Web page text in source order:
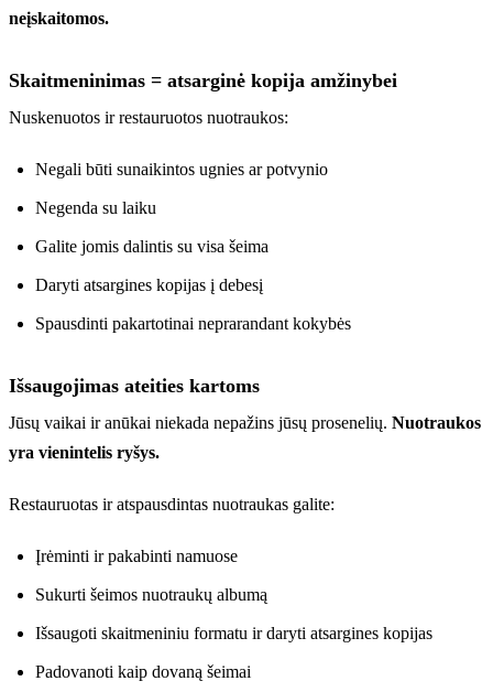
neįskaitomos.
Skaitmeninimas = atsarginė kopija amžinybei
Nuskenuotos ir restauruotos nuotraukos:
Negali būti sunaikintos ugnies ar potvynio
Negenda su laiku
Galite jomis dalintis su visa šeima
Daryti atsargines kopijas į debesį
Spausdinti pakartotinai neprarandant kokybės
Išsaugojimas ateities kartoms
Jūsų vaikai ir anūkai niekada nepažins jūsų prosenelių. Nuotraukos
yra vienintelis ryšys.
Restauruotas ir atspausdintas nuotraukas galite:
Įrėminti ir pakabinti namuose
Sukurti šeimos nuotraukų albumą
Išsaugoti skaitmeniniu formatu ir daryti atsargines kopijas
Padovanoti kaip dovaną šeimai